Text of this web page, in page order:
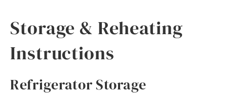
Storage & Reheating
Instructions
Refrigerator Storage